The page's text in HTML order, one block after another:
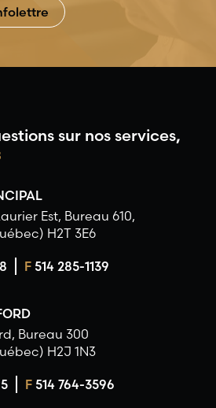
sur nos services,
Est, Bureau 610,
H2T 3E6
F514 285-1139
Bureau 300
H2J 1N3
F514 764-3596